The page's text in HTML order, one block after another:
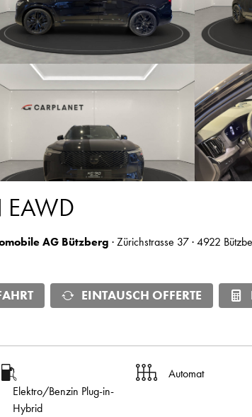
Bild
EAWD
AG Bützberg · Zürichstrasse 37 · 4922
EINTAUSCH OFFERTE
Elektro/Benzin Plug-in-
Hybrid
Automat